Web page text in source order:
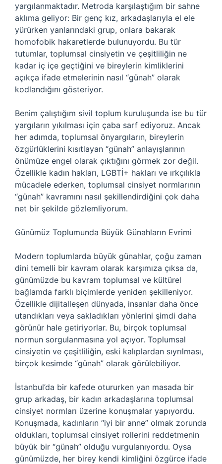
yargılanmaktadır. Metroda karşılaştığım bir sahne
aklıma geliyor: Bir genç kız, arkadaşlarıyla el ele
yürürken yanlarındaki grup, onlara bakarak
homofobik hakaretlerde bulunuyordu. Bu tür
tutumlar, toplumsal cinsiyetin ve çeşitliliğin ne
kadar iç içe geçtiğini ve bireylerin kimliklerini
açıkça ifade etmelerinin nasıl “günah” olarak
kodlandığını gösteriyor.
Benim çalıştığım sivil toplum kuruluşunda ise bu tür
yargıların yıkılması için çaba sarf ediyoruz. Ancak
her adımda, toplumsal önyargıların, bireylerin
özgürlüklerini kısıtlayan “günah” anlayışlarının
önümüze engel olarak çıktığını görmek zor değil.
Özellikle kadın hakları, LGBTİ+ hakları ve ırkçılıkla
mücadele ederken, toplumsal cinsiyet normlarının
“günah” kavramını nasıl şekillendirdiğini çok daha
net bir şekilde gözlemliyorum.
Günümüz Toplumunda Büyük Günahların Evrimi
Modern toplumlarda büyük günahlar, çoğu zaman
dini temelli bir kavram olarak karşımıza çıksa da,
günümüzde bu kavram toplumsal ve kültürel
bağlamda farklı biçimlerde yeniden şekilleniyor.
Özellikle dijitalleşen dünyada, insanlar daha önce
utandıkları veya sakladıkları yönlerini şimdi daha
görünür hale getiriyorlar. Bu, birçok toplumsal
normun sorgulanmasına yol açıyor. Toplumsal
cinsiyetin ve çeşitliliğin, eski kalıplardan sıyrılması,
birçok kesimde “günah” olarak görülebiliyor.
İstanbul’da bir kafede otururken yan masada bir
grup arkadaş, bir kadın arkadaşlarına toplumsal
cinsiyet normları üzerine konuşmalar yapıyordu.
Konuşmada, kadınların “iyi bir anne” olmak zorunda
oldukları, toplumsal cinsiyet rollerini reddetmenin
büyük bir “günah” olduğu vurgulanıyordu. Oysa
günümüzde, her birey kendi kimliğini özgürce ifade